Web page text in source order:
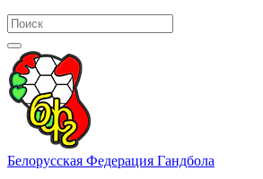
Белорусская Федерация Гандбола